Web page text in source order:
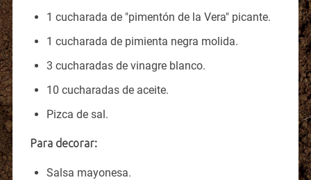
1 cucharada de "pimentón de la Vera" picante.
1 cucharada de pimienta negra molida.
3 cucharadas de vinagre blanco.
10 cucharadas de aceite.
Pizca de sal.
Para decorar:
Salsa mayonesa.